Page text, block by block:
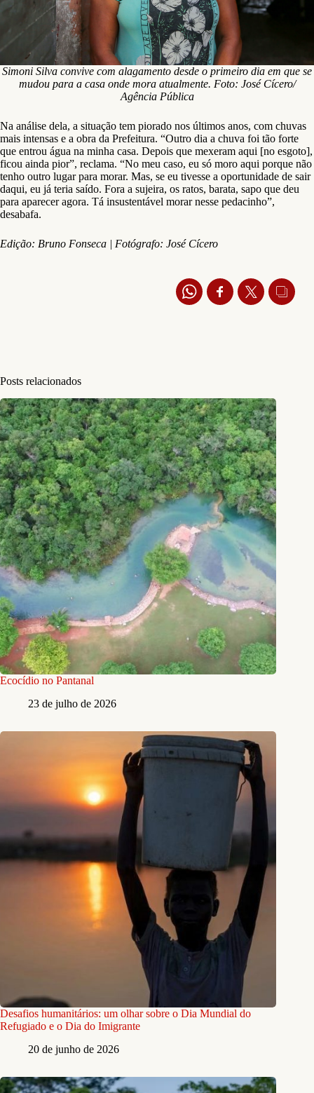
percebeu o desnível das ruas e pensou em maneiras de não ter prejuízo
na sua casa. A saída foi construir por conta própria uma elevação, para
tentar impedir que a água entrasse durante os alagamentos. “Quando
eu fiz essa casa, falaram que eu estava louco, porque o baldrame estava
alto. Se [não]tivesse feito isso, teria perdido tudo”, diz. Ele ainda conta
que, até um tempo atrás, a água chegava a invadir a loja da família, que
fica em uma das entradas da casa.
Julião Dourado aponta para a altura em que a água alcança em dias
de chuvas. Foto: José Cícero/ Agência Pública
Simoni Silva mora na Rua da Goiabeira Serrana há 16 anos. Logo no
primeiro dia em que se mudou para a casa atual, já teve que enfrentar
um alagamento. Enquanto a reportagem estava em frente a sua casa,
ela saiu rapidamente para buscar seu filho na escola, com medo da
tempestade que estava ameaçando cair.
João, filho mais novo de Simoni, tem necessidades especiais e
mobilidade reduzida, o que torna a rotina deles complicada, por
morarem no ponto mais problemático da rua. “Se ele ficar doente e
do SAMU para tirar. Se tiver consulta marcada, tem que desmarcar,
porque não tem como sair”, diz. Simoni conta que várias vezes o filho
perdeu consultas ou dias de aula por conta dos alagamentos. “Quando
ele pegava perua para ir pra escola, não tinha como entrar e nem deixar
ele aqui. Se chovesse, eu tinha que sair daqui e pegar lá na avenida, lá
embaixo. Aí ele entrava no meio da água para poder entrar dentro de
casa”, relata.
Além de João, Simoni tem outros três filhos, já adultos. Ela diz que,
quando a rua alaga, eles precisam sair com sapatos na mão e bermuda
para ir trabalhar e trocar de roupa na estação.